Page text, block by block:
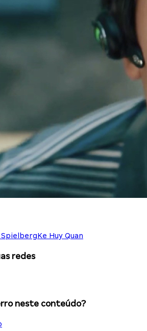
Ke Huy Quan
redes
neste conteúdo?